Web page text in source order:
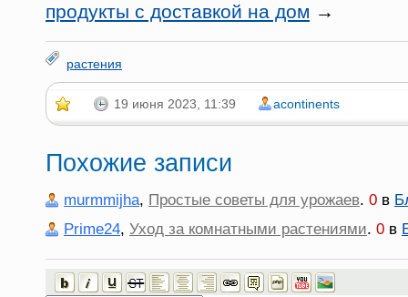
продукты с доставкой на дом →
растения
19 июня 2023, 11:39 acontinents
Похожие записи
murmmijha, Простые советы для урожаев. 0 в
Prime24, Уход за комнатными растениями. 0 в